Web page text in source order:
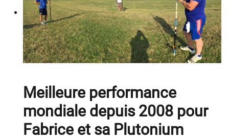
Meilleure performance
mondiale depuis 2008 pour
Fabrice et sa Plutonium